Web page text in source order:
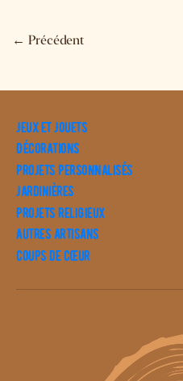
← Précédent
Jeux et Jouets
Décorations
Projets personnalisés
Jardinières
Projets religieux
Autres artisans
Coups de cœur